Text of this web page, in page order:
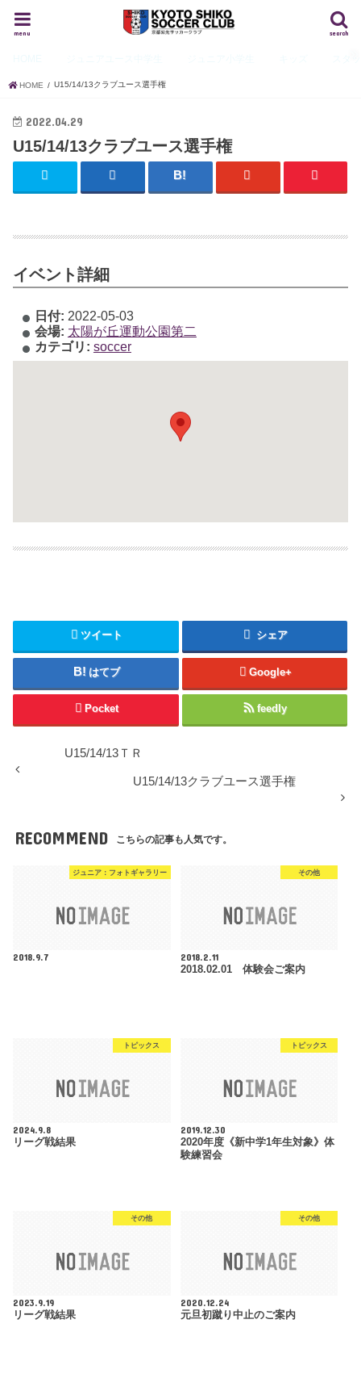
search
menu
HOME U15/14/13クラブユース選手権
2022.04.29
U15/14/13クラブユース選手権
イベント詳細
日付: 2022-05-03
会場: 太陽が丘運動公園第二
カテゴリ: soccer
ツイート シェア
はてブ Google+
Pocket feedly
U15/14/13ＴＲ
U15/14/13クラブユース選手権
RECOMMEND こちらの記事も人気です。
ジュニア：フォトギャラリー
2018.9.7
その他
2018.2.11
2018.02.01 体験会ご案内
トピックス
2024.9.8
リーグ戦結果
トピックス
2019.12.30
2020年度《新中学1年生対象》体
験練習会
その他
2023.9.19
リーグ戦結果
その他
2020.12.24
元旦初蹴り中止のご案内